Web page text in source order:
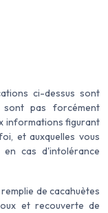
ci-dessus sont
pas forcément
informations figurant
et auxquelles vous
cas d'intolérance
de cacahuètes
et recouverte de